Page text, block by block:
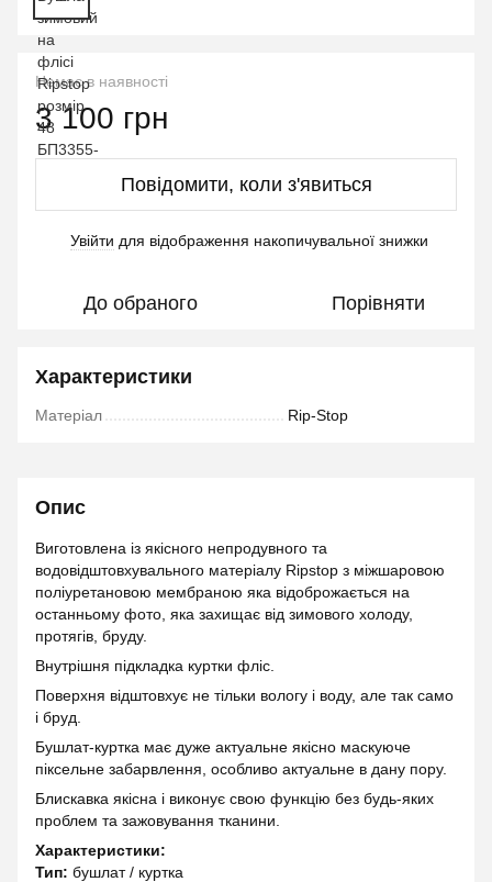
Немає в наявності
3 100 грн
Повідомити, коли з'явиться
Увійти для відображення накопичувальної знижки
До обраного Порівняти
Характеристики
Матеріал Rip-Stop
Опис
Виготовлена ​​із якісного непродувного та
водовідштовхувального матеріалу Ripstop з міжшаровою
поліуретановою мембраною яка відоброжається на
останньому фото, яка захищає від зимового холоду,
протягів, бруду.
Внутрішня підкладка куртки фліс.
Поверхня відштовхує не тільки вологу і воду, але так само
і бруд.
Бушлат-куртка має дуже актуальне якісно маскуюче
піксельне забарвлення, особливо актуальне в дану пору.
Блискавка якісна і виконує свою функцію без будь-яких
проблем та зажовування тканини.
Характеристики:
Тип: бушлат / куртка